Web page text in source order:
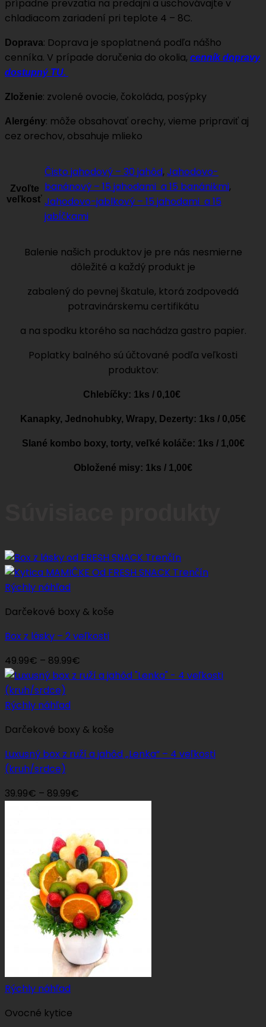
prípadne prevzatia na predajni a uschovávajte v
chladiacom zariadení pri teplote 4 – 8C.
Doprava: Doprava je spoplatnená podľa nášho
cenníka. V prípade doručenia do okolia, cenník dopravy
dostupný TU.
Zloženie: zvolené ovocie, čokoláda, posýpky
Alergény: môže obsahovať orechy, vieme pripraviť aj
cez orechov, obsahuje mlieko
Zvoľte
veľkosť
Čisto jahodový – 30 jahôd, Jahodovo-
banánový – 15 jahodami a 15 banánikmi,
Jahodovo-jablkový – 15 jahodami a 15
jabĺčkami
Balenie našich produktov je pre nás nesmierne
dôležité a každý produkt je
zabalený do pevnej škatule, ktorá zodpovedá
potravinárskemu certifikátu
a na spodku ktorého sa nachádza gastro papier.
Poplatky balného sú účtované podľa veľkosti
produktov:
Chlebíčky: 1ks / 0,10€
Kanapky, Jednohubky, Wrapy, Dezerty: 1ks / 0,05€
Slané kombo boxy, torty, veľké koláče: 1ks / 1,00€
Obložené misy: 1ks / 1,00€
Rýchly náhľad
Darčekové boxy & koše
Box z lásky – 2 veľkosti
49.99€ – 89.99€
range:
Rýchly náhľad
Darčekové boxy & koše
Luxusný box z ruží a jahôd „Lenka“ – 4 veľkosti
(kruh/srdce)
39.99€ – 89.99€
through
89.99€
Rýchly náhľad
Ovocné kytice